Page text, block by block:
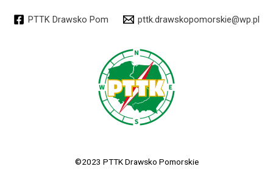
PTTK Drawsko Pom pttk.drawskopomorskie@wp.pl
©2023 PTTK Drawsko Pomorskie